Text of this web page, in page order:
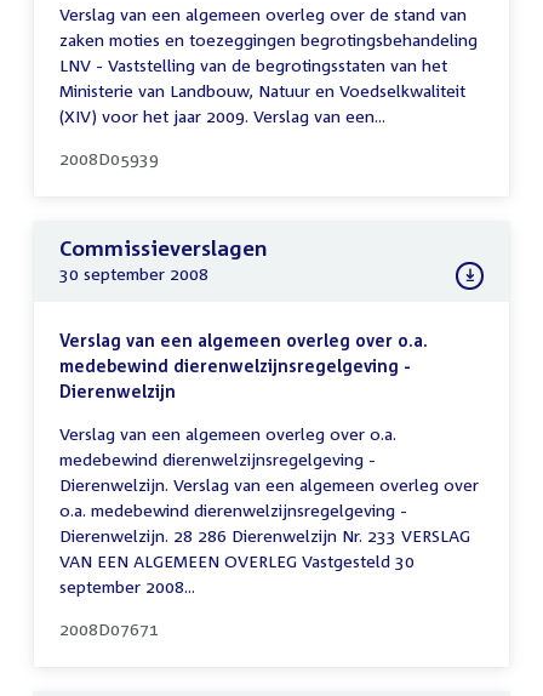
Verslag van een algemeen overleg over de stand van
zaken moties en toezeggingen begrotingsbehandeling
LNV - Vaststelling van de begrotingsstaten van het
Ministerie van Landbouw, Natuur en Voedselkwaliteit
(XIV) voor het jaar 2009. Verslag van een...
2008D05939
Commissieverslagen
30 september 2008
Verslag van een algemeen overleg over o.a.
medebewind dierenwelzijnsregelgeving -
Dierenwelzijn
Verslag van een algemeen overleg over o.a.
medebewind dierenwelzijnsregelgeving -
Dierenwelzijn. Verslag van een algemeen overleg over
o.a. medebewind dierenwelzijnsregelgeving -
Dierenwelzijn. 28 286 Dierenwelzijn Nr. 233 VERSLAG
VAN EEN ALGEMEEN OVERLEG Vastgesteld 30
september 2008...
2008D07671